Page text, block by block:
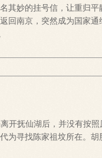
其妙的挂号信，让重归
回南京，突然成为国家
开抚仙湖后，并没有按
为寻找陈家祖坟所在。